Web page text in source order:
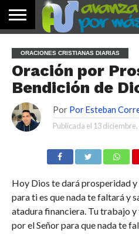
PALABRA
DE HOY
DEVOCIONALES
NOTICIAS
TESTIMONIOS
ORACIONES
SOBRE
NOSOTROS
IMÁGENES
ORACIONES CRISTIANAS DIARIAS
Oración por
Bendición de
Por Por Esteban
Publicada el 13 diciembre,
Hoy Dios te dará prosperidad y
para ti es que nada te faltará y
atadura financiera. Tu trabajo
por el Señor para que nada te